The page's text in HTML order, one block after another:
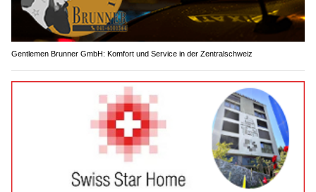
Gentlemen Brunner GmbH: Komfort und Service in der Zentralschweiz